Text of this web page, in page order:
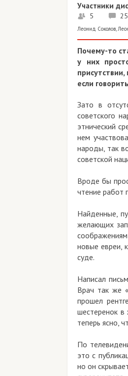
Участники
5 25
Леонид Соколов,
Почему-то
у них
если
Зато в
советского
этнический
нем
народы, так
советской
Вроде бы
чтение работ
Найденные,
желающих
новые евреи,
суде.
Написал
Врач так же
прошел
шестеренок в
теперь ясно,
По
это с
но он